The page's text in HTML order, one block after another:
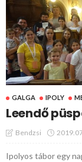
GALGA IPOLY
Leendő
Bendzsi
Ipolyos tábor egy